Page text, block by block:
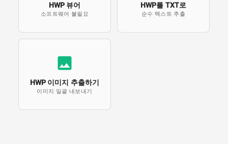
HWP 뷰어
소프트웨어 불필요
HWP를 TXT로
순수 텍스트 추출
HWP 이미지 추출하기
이미지 일괄 내보내기